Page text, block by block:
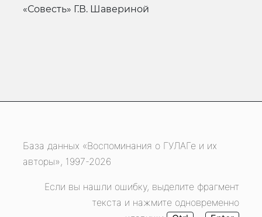
«Совесть» Г.В. Шавериной
База данных «Воспоминания о ГУЛАГе и их
авторы», 1997-2026
Если вы нашли ошибку, выделите фрагмент
текста и нажмите одновременно